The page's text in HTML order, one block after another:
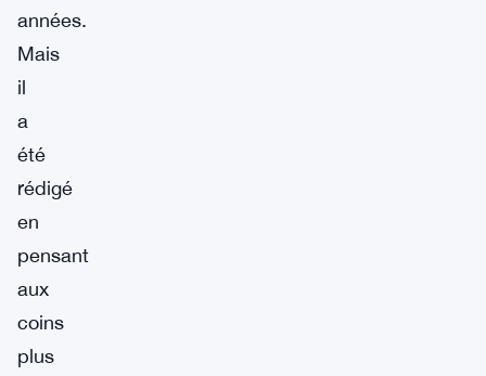
années.
Mais
il
a
été
rédigé
en
pensant
aux
coins
plus